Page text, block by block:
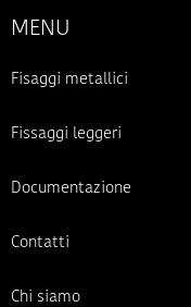
MENU
Fisaggi metallici
Fissaggi leggeri
Documentazione
Contatti
Chi siamo